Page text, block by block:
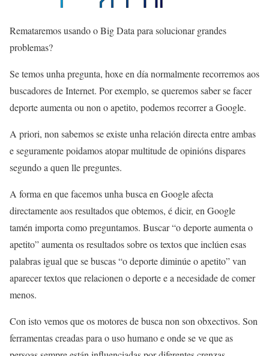
Remataremos usando o Big Data para solucionar grandes
problemas?
Se temos unha pregunta, hoxe en día normalmente recorremos aos
buscadores de Internet. Por exemplo, se queremos saber se facer
deporte aumenta ou non o apetito, podemos recorrer a Google.
A priori, non sabemos se existe unha relación directa entre ambas
e seguramente poidamos atopar multitude de opinións dispares
segundo a quen lle preguntes.
A forma en que facemos unha busca en Google afecta
directamente aos resultados que obtemos, é dicir, en Google
tamén importa como preguntamos. Buscar “o deporte aumenta o
apetito” aumenta os resultados sobre os textos que inclúen esas
palabras igual que se buscas “o deporte diminúe o apetito” van
aparecer textos que relacionen o deporte e a necesidade de comer
menos.
Con isto vemos que os motores de busca non son obxectivos. Son
ferramentas creadas para o uso humano e onde se ve que as